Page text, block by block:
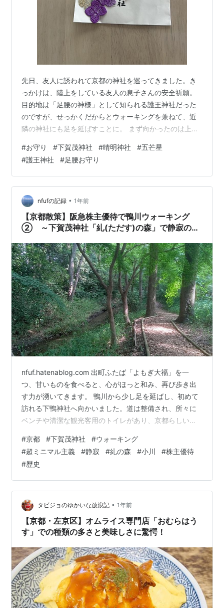
先日、友人に誘われて京都の神社を巡ってきました。き
っかけは、陸上をしている友人の息子さんの安全祈願。
目的地は「足腰の神様」として知られる護王神社だった
のですが、せっかくだからとウォーキングを兼ねて、近
隣の神社にも足を延ばすことに。 まず向かったのは上賀
みながらゆったりと進みます。ここには季節ごとに刺繍
のお守りが登場し、今はちょうど「紫陽花」のお守りの
時期。自分の分に加えて、お嫁ちゃんの分もいただきま
した。次は「北斗七星」のお守りが登場するそうで、こ
ちらも気になります。 健康長寿 その後は京都御所方面
へ。途中で立ち寄った**EZE BLEU（エ…
#お守り #下賀茂神社 #晴明神社 #五芒星
#護王神社 #足腰お守り
nfufの記録 • 1年前
【京都散策】阪急株主優待で鴨川ウォーキング
② ～下賀茂神社「糺(ただす)の森」で静寂のひ
nfuf.hatenablog.com 出町ふたば「よもぎ大福」を一
つ、甘いものを食べると、心がほっと和み、再び歩き出
す力が湧いてきます。 鴨川から少し足を延ばし、初めて
訪れる下鴨神社へ向かいました。道は整備され、所々に
ベンチや清潔な観光客用のトイレがあり、京都らしい心
年関西に住んでいながら、名前だけ知っていて訪れたこ
とのない場所が意外と多いものです。下鴨神社もその一
つでしたが、訪れてみると、歴史を感じさせる神社で、
訪れる価値を実感しました。 帰り道は「糺の森」を通り
ました。大きな木々が立ち並び、特に神聖な空気を感じ
る場所です。小川が流…
#京都 #下賀茂神社 #ウォーキング
#超ミニマル主義 #静寂 #糺の森 #小川 #株主優待
#歴史
タビジョのゆかいな放浪記 • 1年前
【京都・左京区】オムライス専門店「おむらはう
す」での種類の多さと美味しさに驚愕！